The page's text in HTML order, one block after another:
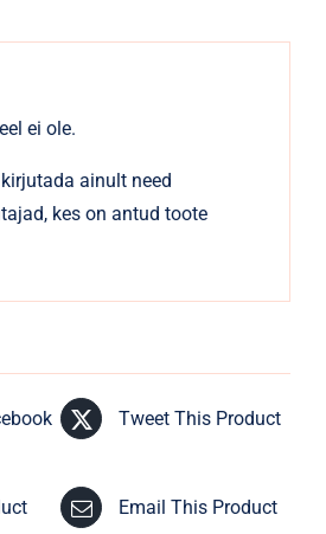
ei ole.
ainult need
kes on antud toote
Tweet This Product
Email This Product